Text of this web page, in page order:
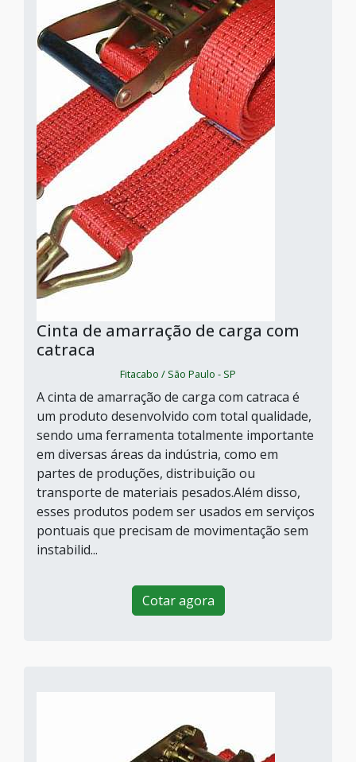
Cinta de amarração de carga com
catraca
Fitacabo / São Paulo - SP
A cinta de amarração de carga com catraca é
um produto desenvolvido com total qualidade,
sendo uma ferramenta totalmente importante
em diversas áreas da indústria, como em
partes de produções, distribuição ou
transporte de materiais pesados.Além disso,
esses produtos podem ser usados em serviços
pontuais que precisam de movimentação sem
instabilid...
Cotar agora